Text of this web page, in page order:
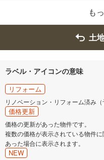
も
土
ラベル・アイコンの意味
リフォーム
リノベーション・リフォーム済み
価格更新
価格の更新があった物件です。
複数の価格が表示されている物件
あった場合に表示されます。
NEW